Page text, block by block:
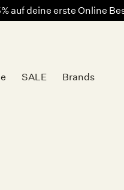
auf deine erste Online
SALE Brands